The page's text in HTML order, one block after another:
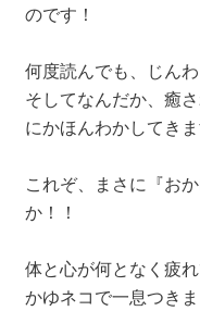
のです！
何度読んでも、じん
そしてなんだか、癒
にかほんわかしてきま
これぞ、まさに『お
か！！
体と心が何となく疲
かゆネコで一息つきま